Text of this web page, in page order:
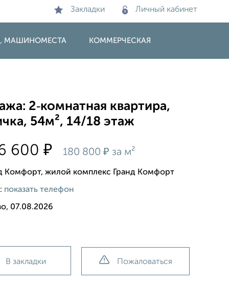
Закладки Личный кабинет
МАШИНОМЕСТА КОММЕРЧЕСКАЯ
2‑комнатная квартира,
54м², 14/18 этаж
600₽ 180 800₽ за м²
Комфорт, жилой комплекс Гранд Комфорт
показать телефон
07.08.2026
В закладки Пожаловаться